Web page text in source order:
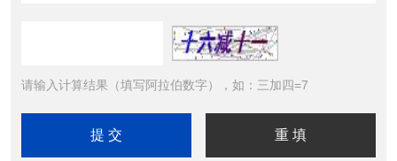
请输入计算结果（填写阿拉伯数字），如：三加四=7